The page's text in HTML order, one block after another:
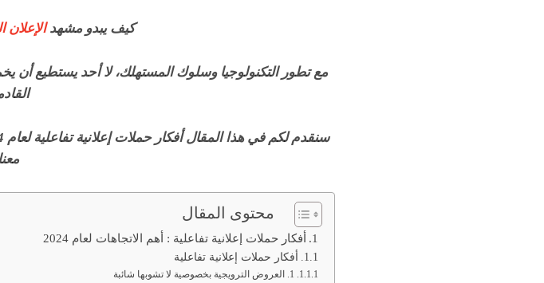
كيف يبدو مشهدالإعلان
مع تطور التكنولوجيا وسلوك المستهلك، لا أحد يستطيع أن
معنا
محتوى المقال
أفكار حملات إعلانية تفاعلية : أهم الاتجاهات لعام 2024
أفكار حملات إعلانية تفاعلية
1. العروض الترويجية بخصوصية لا تشوبها شائبة